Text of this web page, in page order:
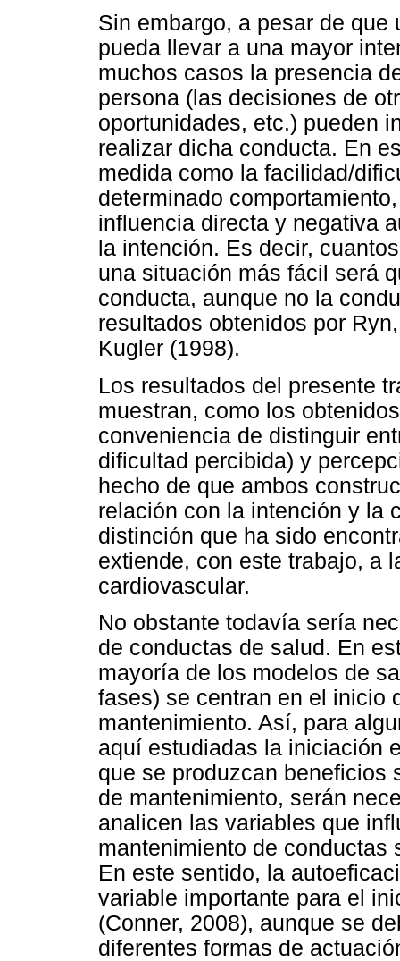
Sin embargo, a pesar de
pueda llevar a una mayor
muchos casos la presencia
persona (las decisiones de
oportunidades, etc.) pueden
realizar dicha conducta. En
medida como la facilidad/
determinado
influencia directa y negativa
la intención. Es decir,
una situación más fácil será
conducta, aunque no la
resultados obtenidos por
Kugler (1998).
Los resultados del presente
muestran, como los
conveniencia de distinguir
dificultad percibida) y
hecho de que ambos
relación con la intención y la
distinción que ha sido
extiende, con este trabajo, a
cardiovascular.
No obstante todavía sería
de conductas de salud. En
mayoría de los modelos de
fases) se centran en el inicio
mantenimiento. Así, para
aquí estudiadas la iniciación
que se produzcan beneficios
de mantenimiento, serán
analicen las variables que
mantenimiento de conductas
En este sentido, la
variable importante para el
(Conner, 2008), aunque se
diferentes formas de